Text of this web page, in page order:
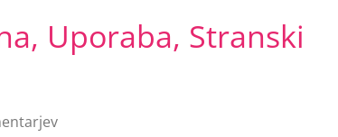
Uporaba, Stranski